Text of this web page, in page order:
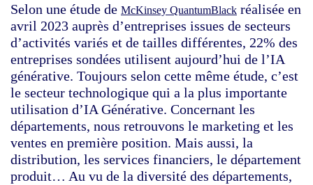
Selon une étude de McKinsey QuantumBlack réalisée en
avril 2023 auprès d’entreprises issues de secteurs
d’activités variés et de tailles différentes, 22% des
entreprises sondées utilisent aujourd’hui de l’IA
générative. Toujours selon cette même étude, c’est
le secteur technologique qui a la plus importante
utilisation d’IA Générative. Concernant les
départements, nous retrouvons le marketing et les
ventes en première position. Mais aussi, la
distribution, les services financiers, le département
produit… Au vu de la diversité des départements,